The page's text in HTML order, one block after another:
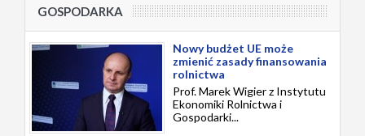
GOSPODARKA
Nowy budżet UE może
zmienić zasady finansowania
rolnictwa
Prof. Marek Wigier z Instytutu
Ekonomiki Rolnictwa i
Gospodarki...